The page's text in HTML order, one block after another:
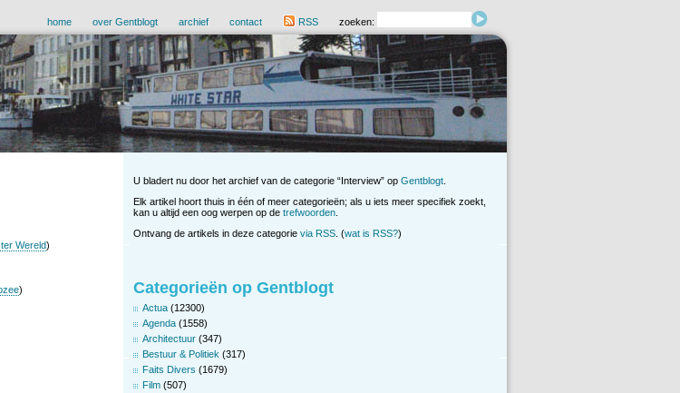
home over Gentblogt archief contact RSS zoeken:
Wereld)
)
U bladert nu door het archief van de categorie “Interview” op Gentblogt
Elk artikel hoort thuis in één of meer categorieën; als u iets meer specifiek zoekt,
kan u altijd een oog werpen op de trefwoorden
Ontvang de artikels in deze categorie via RSS. (wat is RSS?)
Categorieën op Gentblogt
Actua (12300)
Agenda (1558)
Architectuur (347)
Bestuur & Politiek (317)
Faits Divers (1679)
Film (507)